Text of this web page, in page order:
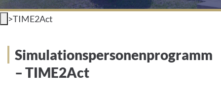
INTERNATIONALE PATIENTEN
LEICHTE SPRACHE
>TIME2Act
Simulationspersonenprogramm
– TIME2Act